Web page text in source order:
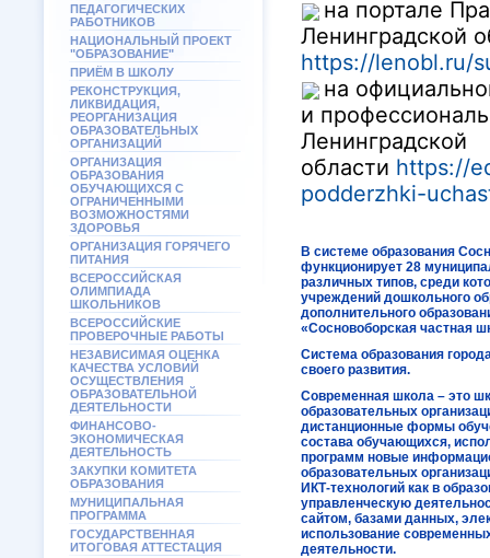
ПЕДАГОГИЧЕСКИХ
РАБОТНИКОВ
НАЦИОНАЛЬНЫЙ ПРОЕКТ
"ОБРАЗОВАНИЕ"
ПРИЁМ В ШКОЛУ
РЕКОНСТРУКЦИЯ,
ЛИКВИДАЦИЯ,
РЕОРГАНИЗАЦИЯ
ОБРАЗОВАТЕЛЬНЫХ
ОРГАНИЗАЦИЙ
ОРГАНИЗАЦИЯ
ОБРАЗОВАНИЯ
ОБУЧАЮЩИХСЯ С
ОГРАНИЧЕННЫМИ
ВОЗМОЖНОСТЯМИ
ЗДОРОВЬЯ
ОРГАНИЗАЦИЯ ГОРЯЧЕГО
ПИТАНИЯ
ВСЕРОССИЙСКАЯ
ОЛИМПИАДА
ШКОЛЬНИКОВ
ВСЕРОССИЙСКИЕ
ПРОВЕРОЧНЫЕ РАБОТЫ
НЕЗАВИСИМАЯ ОЦЕНКА
КАЧЕСТВА УСЛОВИЙ
ОСУЩЕСТВЛЕНИЯ
ОБРАЗОВАТЕЛЬНОЙ
ДЕЯТЕЛЬНОСТИ
ФИНАНСОВО-
ЭКОНОМИЧЕСКАЯ
ДЕЯТЕЛЬНОСТЬ
ЗАКУПКИ КОМИТЕТА
ОБРАЗОВАНИЯ
МУНИЦИПАЛЬНАЯ
ПРОГРАММА
ГОСУДАРСТВЕННАЯ
ИТОГОВАЯ АТТЕСТАЦИЯ
на портале
Ленинградской
https://lenobl.ru/
на
и
Ленинградской
области https://
podderzhki-
В системе образования
функционирует 28
различных типов, среди
учреждений дошкольного
дополнительного
«Сосновоборская частная
Система образования
своего развития.
Современная школа – это
образовательных
дистанционные формы
состава обучающихся,
программ новые
образовательных
ИКТ-технологий как в
управленческую
сайтом, базами данных,
использование
деятельности.